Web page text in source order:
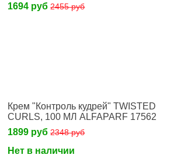
1694 руб2455 руб
Крем "Контроль кудрей" TWISTED
CURLS, 100 МЛ ALFAPARF 17562
1899 руб2348 руб
Нет в наличии